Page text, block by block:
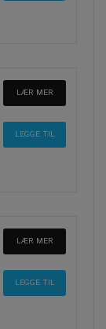
LÆR MER
LÆR MER